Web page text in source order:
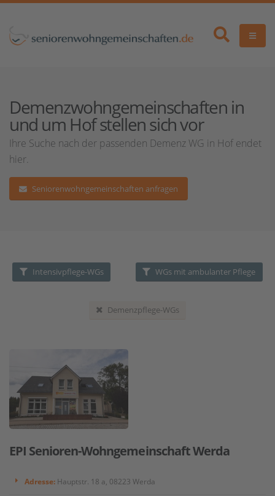
Demenzwohngemeinschaften in
und um Hof stellen sich vor
Ihre Suche nach der passenden Demenz WG in Hof endet
hier.
Seniorenwohngemeinschaften anfragen
Intensivpflege-WGs WGs mit ambulanter Pflege
Demenzpflege-WGs
EPI Senioren-Wohngemeinschaft Werda
Adresse: Hauptstr. 18 a, 08223 Werda